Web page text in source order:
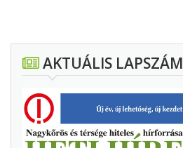
AKTUÁLIS LAPSZÁM